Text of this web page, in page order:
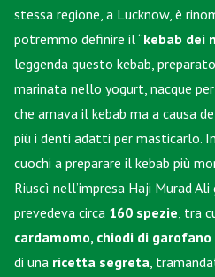
stessa regione, a Lucknow, è
potremmo definire il “kebab dei
leggenda questo kebab,
marinata nello yogurt, nacque
che amava il kebab ma a causa
più i denti adatti per masticarlo.
cuochi a preparare il kebab più
Riuscì nell’impresa Haji Murad
prevedeva circa 160 spezie, tra
cardamomo, chiodi di garofano
di una ricetta segreta,